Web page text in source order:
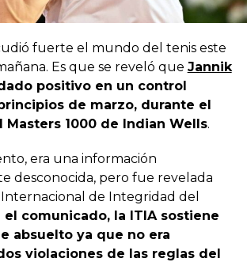
fuerte el mundo del tenis este
Es que se reveló que Jannik
positivo en un control
de marzo, durante el
Masters 1000 de Indian Wells.
era una información
desconocida, pero fue revelada
de Integridad del
el comunicado, la ITIA sostiene
absuelto ya que no era
violaciones de las reglas del